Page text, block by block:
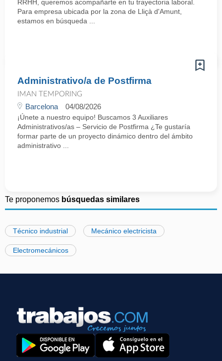
RRHH, queremos acompañarte en tu trayectoria laboral.
Para empresa ubicada por la zona de Lliçà d'Amunt,
estamos en búsqueda ...
Administrativo/a de Postfirma
IMAN TEMPORING
Barcelona 04/08/2026
¡Únete a nuestro equipo! Buscamos 3 Auxiliares
Administrativos/as – Servicio de Postfirma ¿Te gustaría
formar parte de un proyecto dinámico dentro del ámbito
administrativo ...
Te proponemos búsquedas similares
Técnico industrial Mecánico electricista
Electromecánicos